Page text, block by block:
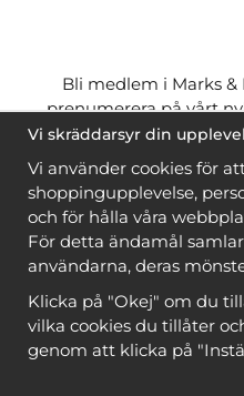
Bli medlem i Marks
prenumerera på vårt
ner många mönster
när du handlar garn till
ärgratis när
Bli
Vi skräddarsyr din
Vi använder cookies för
shoppingupplevelse,
och för hålla våra
För detta ändamål
användarna, deras
Klicka på "Okej" om du
vilka cookies du tillåter
genom att klicka på